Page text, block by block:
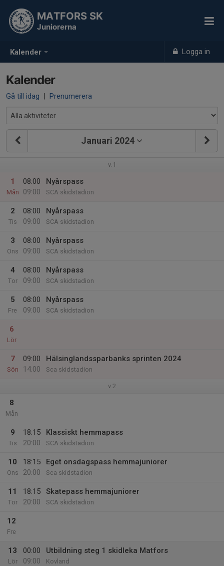
Kalender Logga in
MATFORS SK
Juniorerna
Kalender
Gå till idag | Prenumerera
Januari 2024
v.1
1
Mån
08:00
09:00
Nyårspass
SCA skidstadion
2
Tis
08:00
09:00
Nyårspass
SCA skidstadion
3
Ons
08:00
09:00
Nyårspass
SCA skidstadion
4
Tor
08:00
09:00
Nyårspass
SCA skidstadion
5
Fre
08:00
09:00
Nyårspass
SCA skidstadion
6
Lör
7
Sön
09:00
14:00
Hälsinglandssparbanks sprinten 2024
Sca skidstadion
v.2
8
Mån
9
Tis
18:15
20:00
Klassiskt hemmapass
SCA skidstadion
10
Ons
18:15
20:00
Eget onsdagspass hemmajuniorer
Sca skidstadion
11
Tor
18:15
20:00
Skatepass hemmajuniorer
SCA skidstadion
12
Fre
13
Lör
00:00
09:00
Utbildning steg 1 skidleka Matfors
Kovland